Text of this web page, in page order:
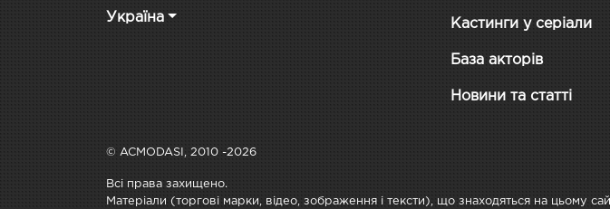
Україна Кастинги у серіали
База акторів
Новини та статті
© ACMODASI, 2010 -2026
Всі права захищено.
Матеріали (торгові марки, відео, зображення і тексти), що знаходяться на цьому